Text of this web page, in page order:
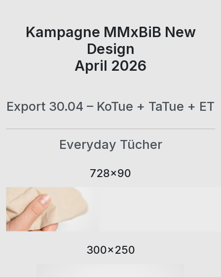
Kampagne MMxBiB New
Design
April 2026
Export 30.04 – KoTue + TaTue + ET
Everyday Tücher
728×90
300×250